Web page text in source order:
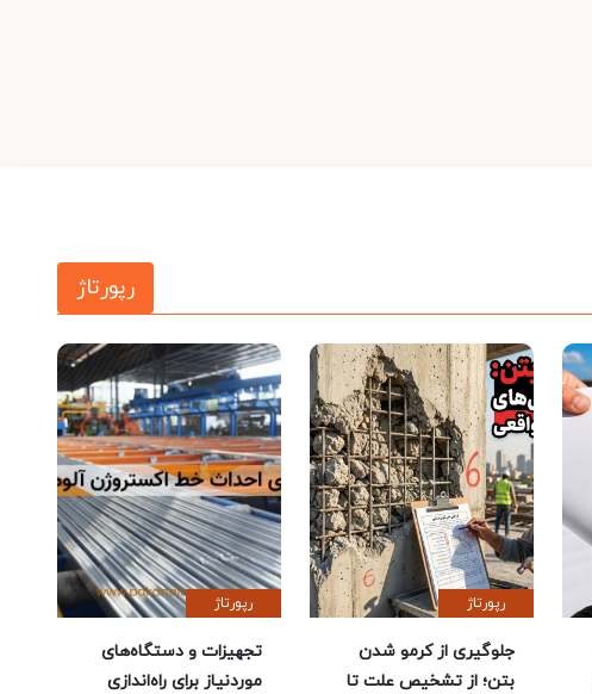
رپورتاژ
رپورتاژ
جلوگیری از کرمو شدن
بتن؛ از تشخیص علت تا
رپورتاژ
تجهیزات و دستگاه‌های
موردنیاز برای راه‌اندازی